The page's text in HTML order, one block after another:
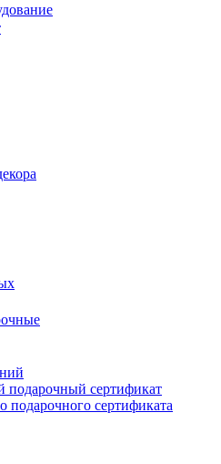
подарочный сертификат